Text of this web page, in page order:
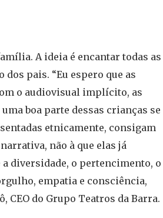
A ideia é encantar todas as
pais. “Eu espero que as
o audiovisual implícito, as
boa parte dessas crianças se
etnicamente, consigam
não à que elas já
a diversidade, o pertencimento, o
empatia e consciência,
CEO do Grupo Teatros da Barra.